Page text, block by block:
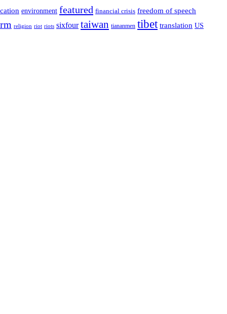
environment featured financial crisis freedom of speech
religion riot riots sixfour taiwan tiananmen tibet translation US